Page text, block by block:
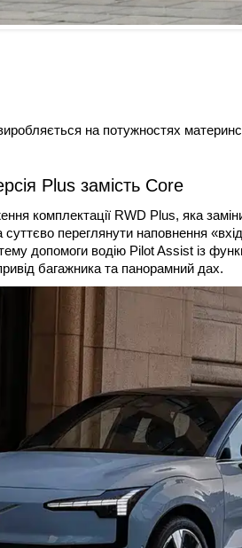
на потужностях
Plus замість Core
комплектації RWD Plus, яка
переглянути наповнення
допомоги водію Pilot Assist із
багажника та панорамний дах.